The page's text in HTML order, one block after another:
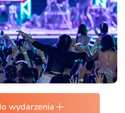
wydarzenia